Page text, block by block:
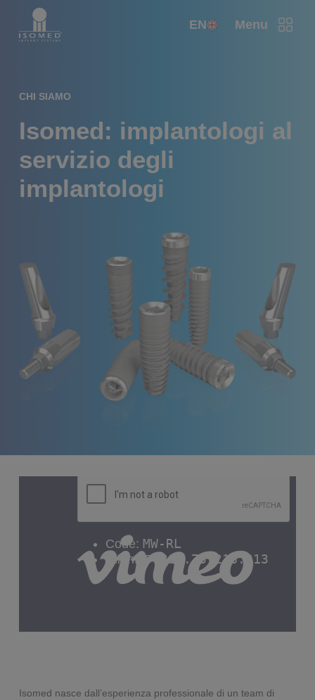
EN Menu
CHI SIAMO
Isomed: implantologi al
servizio degli
implantologi
Isomed nasce dall’esperienza professionale di un team di